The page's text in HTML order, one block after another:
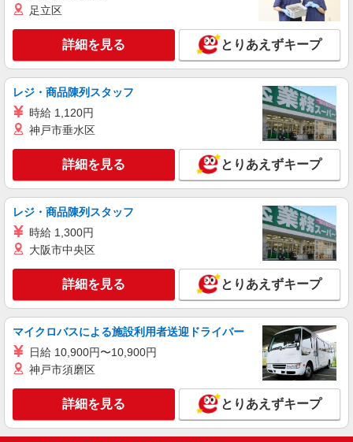
キープ 詳細を見る
派遣社員
株式会社ブレイブ（マイナビグループ）/MD34
介護スタッフ ◆デイサービス、サービス付き
高齢者向け住宅、グループホームなど様々な勤
務先から選べます。
未経験：時給1250〜1450円（資格・経験によ
る） 経験者：時給1450〜1650円（資格・経験によ
る） ◎月収例 時給1650円×1日8時間×22日（週5
日）＝29万400円 ◆昇給あり ◆支払い方法 ※日払
い/週払い/月払い対応も可能です。詳しくは面談時
にご相談ください。 ◆交通費：別途全額支給 ※当
広島県広島市東区 【最寄駅】 ◆アストラムラ
イン「牛田駅」 ◆JR芸備線「戸坂駅」 ◆JR芸備
キープ 詳細を見る
株式会社kotrio /●HR-H-1855677
[ 面接なし ]戸坂近くの支援員★社会活動の見
守りなど
時給1450円〜1937円 ＜日払い有/週払い有/交
キープ 詳細を見る
足立区
詳細を見る とりあえずキープ
レジ・商品陳列スタッフ
時給 1,120円
神戸市垂水区
詳細を見る とりあえずキープ
レジ・商品陳列スタッフ
時給 1,300円
大阪市中央区
詳細を見る とりあえずキープ
マイクロバスによる施設利用者送迎ドライバー
日給 10,900円〜10,900円
神戸市須磨区
詳細を見る とりあえずキープ